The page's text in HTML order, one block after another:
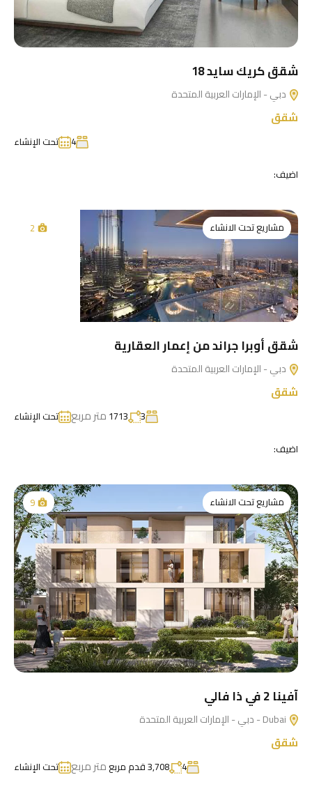
شقق كريك سايد 18
دبي - الإمارات العربية المتحدة
شقق
4
تحت الإنشاء
اضيف:
مشاريع تحت الانشاء 2
شقق أوبرا جراند من إعمار العقارية
دبي - الإمارات العربية المتحدة
شقق
3
1713 متر مربع
تحت الإنشاء
اضيف:
مشاريع تحت الانشاء 9
آفينا 2 في ذا فالي
شقق
4 3,708 قدم مربع متر مربع
تحت الإنشاء